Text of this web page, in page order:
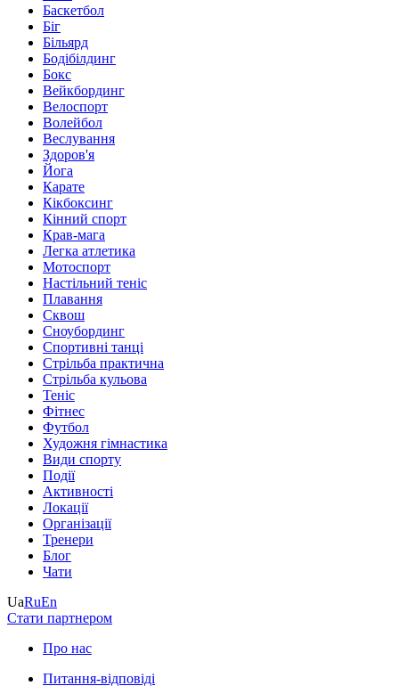
Баскетбол
Біг
Більярд
Бодібілдинг
Бокс
Вейкбординг
Велоспорт
Волейбол
Веслування
Здоров'я
Йога
Карате
Кікбоксинг
Кінний спорт
Крав-мага
Легка атлетика
Мотоспорт
Настільний теніс
Плавання
Сквош
Сноубординг
Спортивні танці
Стрільба практична
Стрільба кульова
Теніс
Фітнес
Футбол
Художня гімнастика
Види спорту
Події
Активності
Локації
Організації
Тренери
Блог
Чати
UaRuEn
Стати партнером
Про нас
Питання-відповіді